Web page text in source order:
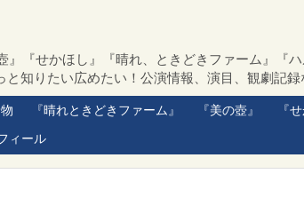
『せかほし』『晴れ、ときどきファーム』『
知りたい広めたい！公演情報、演目、観劇記録
『晴れときどきファーム』 『美の壺』 『
ィール